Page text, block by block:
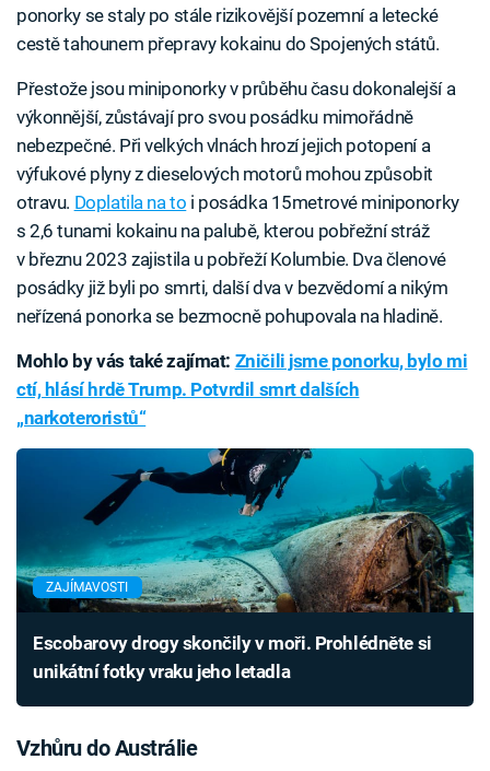
ponorky se staly po stále rizikovější pozemní a letecké
cestě tahounem přepravy kokainu do Spojených států.
Přestože jsou miniponorky v průběhu času dokonalejší a
výkonnější, zůstávají pro svou posádku mimořádně
nebezpečné. Při velkých vlnách hrozí jejich potopení a
výfukové plyny z dieselových motorů mohou způsobit
otravu. Doplatila na to i posádka 15metrové miniponorky
s 2,6 tunami kokainu na palubě, kterou pobřežní stráž
v březnu 2023 zajistila u pobřeží Kolumbie. Dva členové
posádky již byli po smrti, další dva v bezvědomí a nikým
neřízená ponorka se bezmocně pohupovala na hladině.
Mohlo by vás také zajímat: Zničili jsme ponorku, bylo mi
ctí, hlásí hrdě Trump. Potvrdil smrt dalších
„narkoteroristů“
ZAJÍMAVOSTI
Escobarovy drogy skončily v moři. Prohlédněte si
unikátní fotky vraku jeho letadla
Vzhůru do Austrálie